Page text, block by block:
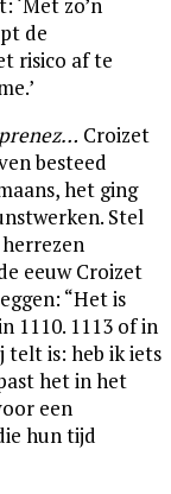
de
risico af te
Croizet
besteed
het ging
Stel
eeuw Croizet
“Het is
1110. 1113 of in
telt is: heb ik iets
het in het
een
hun tijd